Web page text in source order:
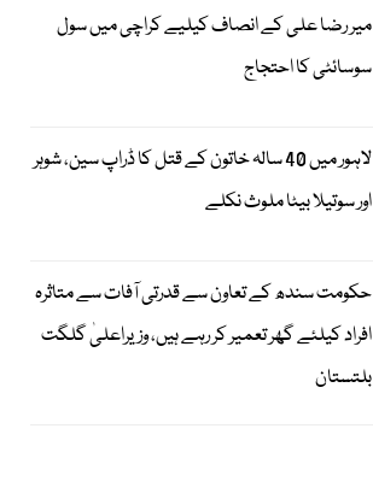
میر رضا علی کے انصاف کیلیے کراچی میں سول
سوسائٹی کا احتجاج
لاہور میں 40 سالہ خاتون کے قتل کا ڈراپ سین، شوہر
اور سوتیلا بیٹا ملوث نکلے
حکومت سندھ کے تعاون سے قدرتی آفات سے متاثرہ
افراد کیلئے گھر تعمیر کر رہے ہیں، وزیراعلیٰ گلگت
بلتستان